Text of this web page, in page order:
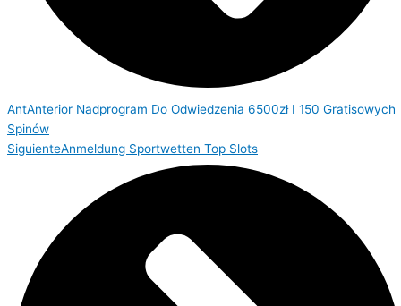
AntAnterior Nadprogram Do Odwiedzenia 6500zł I 150 Gratisowych
Spinów
SiguienteAnmeldung Sportwetten Top Slots